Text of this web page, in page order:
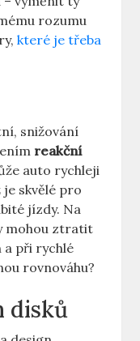
rozumu
které je ​třeba
snižování
reakční‍
auto rychleji
‌skvělé pro
jízdy. Na
mohou ztratit
a při rychlé
rovnováhu?
disků